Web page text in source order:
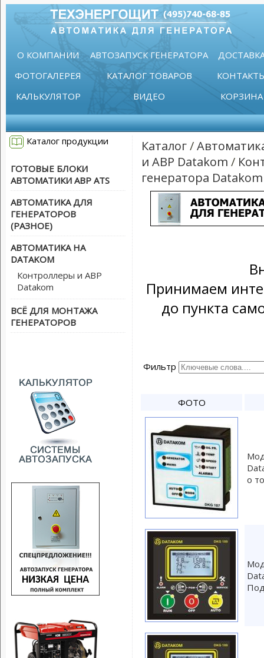
О КОМПАНИИ АВТОЗАПУСК ГЕНЕРАТОРА
ФОТОГАЛЕРЕЯ
КАТАЛОГ ТОВАРОВ
КАЛЬКУЛЯТОР
ВИДЕО КОРЗИНА
Каталог продукции
ГОТОВЫЕ БЛОКИ
АВТОМАТИКИ АВР ATS
АВТОМАТИКА ДЛЯ
ГЕНЕРАТОРОВ
(РАЗНОЕ)
АВТОМАТИКА НА
DATAKOM
Контроллеры и АВР
Datakom
ВСЁ ДЛЯ МОНТАЖА
ГЕНЕРАТОРОВ
Каталог/
и АВР Datakom /
генератора
Принимаем
до пункта
Фильтр
ФОТО
о